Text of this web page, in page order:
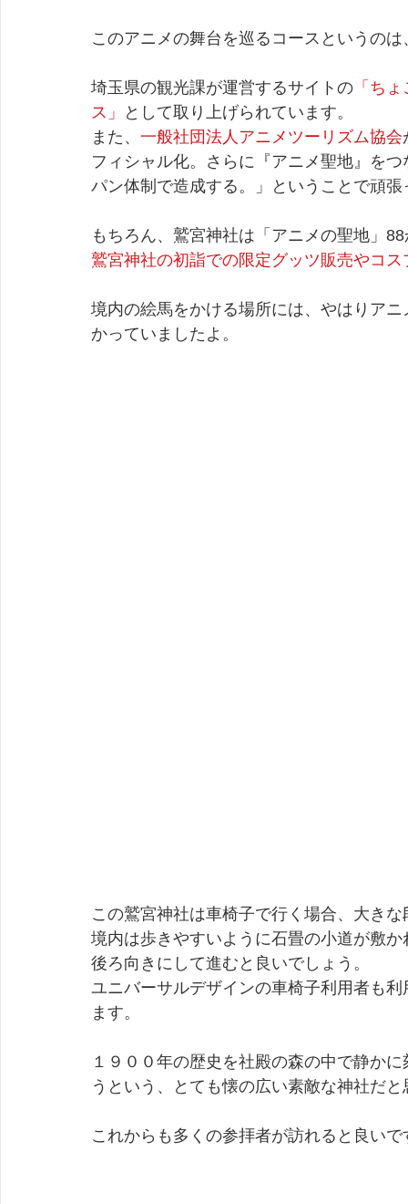
このアニメの舞台を巡るコースというの
埼玉県の観光課が運営するサイトの 「ち
ス」
として取り上げられています。
また、 一般社団法人アニメツーリズム協会
フィシャル化。さらに『アニメ聖地』を
パン体制で造成する。」ということで頑
もちろん、鷲宮神社は「アニメの聖地」
鷲宮神社の初詣での限定グッツ販売やコ
境内の絵馬をかける場所には、やはりア
かっていましたよ。
この鷲宮神社は車椅子で行く場合、大き
境内は歩きやすいように石畳の小道が敷
後ろ向きにして進むと良いでしょう。
ユニバーサルデザインの車椅子利用者も
ます。
１９００年の歴史を社殿の森の中で静か
うという、とても懐の広い素敵な神社だと
これからも多くの参拝者が訪れると良いで